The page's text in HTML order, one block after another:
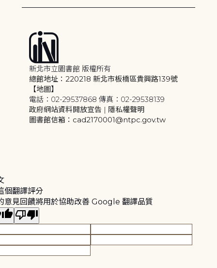
新北市立圖書館 版權所有
總館地址：220218 新北市板橋區貴興路139號
【地圖】
電話：02-29537868 傳真：02-29538139
政府網站資料開放宣告 | 隱私權聲明
圖書館信箱：cad2170001@ntpc.gov.tw
個翻譯評分
意見回饋將用於協助改善 Google 翻譯品質